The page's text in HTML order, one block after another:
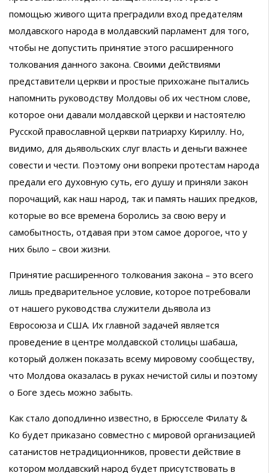
помощью живого щита преградили вход предателям
молдавского народа в молдавский парламент для того,
чтобы не допустить принятие этого расширенного
толкования данного закона. Своими действиями
представители церкви и простые прихожане пытались
напомнить руководству Молдовы об их честном слове,
которое они давали молдавской церкви и настоятелю
Русской православной церкви патриарху Кириллу. Но,
видимо, для дьявольских слуг власть и деньги важнее
совести и чести. Поэтому они вопреки протестам народа
предали его духовную суть, его душу и приняли закон
порочащий, как наш народ, так и память наших предков,
которые во все времена боролись за свою веру и
самобытность, отдавая при этом самое дорогое, что у
них было – свои жизни.
Принятие расширенного толкования закона – это всего
лишь предварительное условие, которое потребовали
от нашего руководства служители дьявола из
Евросоюза и США. Их главной задачей является
проведение в центре молдавской столицы шабаша,
который должен показать всему мировому сообществу,
что Молдова оказалась в руках нечистой силы и поэтому
о Боге здесь можно забыть.
Как стало доподлинно известно, в Брюсселе Филату &
Ко будет приказано совместно с мировой организацией
сатанистов нетрадиционников, провести действие в
котором молдавский народ будет присутствовать в